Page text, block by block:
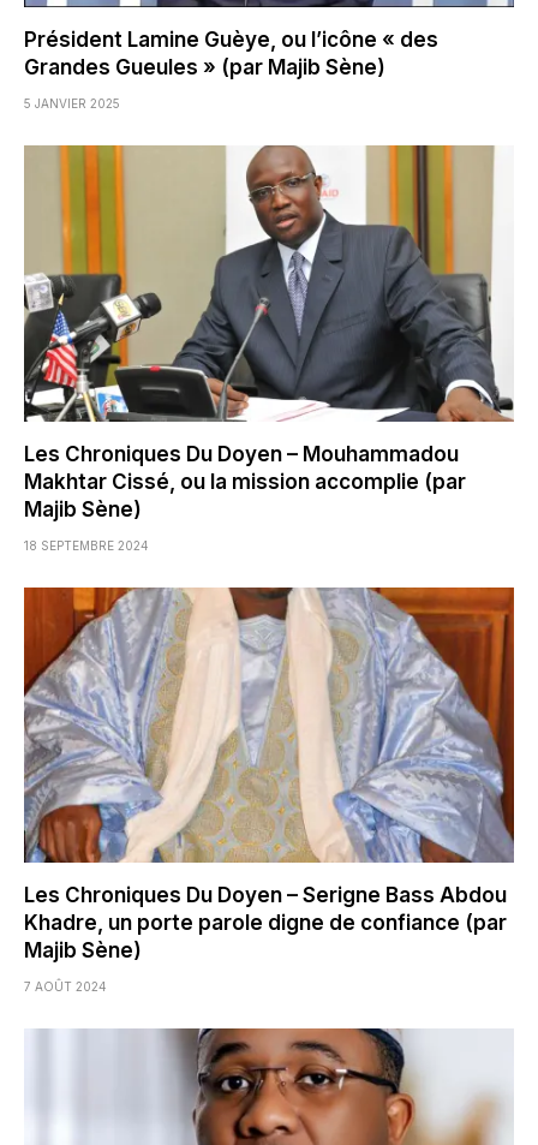
Président Lamine Guèye, ou l’icône « des
Grandes Gueules » (par Majib Sène)
5 JANVIER 2025
Les Chroniques Du Doyen – Mouhammadou
Makhtar Cissé, ou la mission accomplie (par
Majib Sène)
18 SEPTEMBRE 2024
Les Chroniques Du Doyen – Serigne Bass Abdou
Khadre, un porte parole digne de confiance (par
Majib Sène)
7 AOÛT 2024